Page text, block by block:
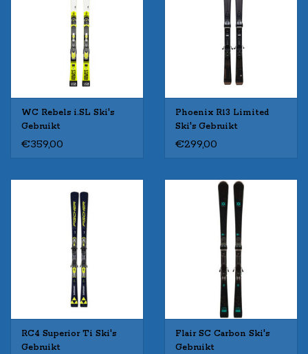
WC Rebels i.SL Ski's
Gebruikt
€359,00
Phoenix R13 Limited
Ski's Gebruikt
€299,00
RC4 Superior Ti Ski's
Gebruikt
Flair SC Carbon Ski's
Gebruikt